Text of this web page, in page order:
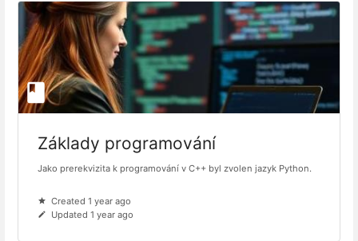
Základy programování
Jako prerekvizita k programování v C++ byl zvolen jazyk Python.
Created 1 year ago
Updated 1 year ago